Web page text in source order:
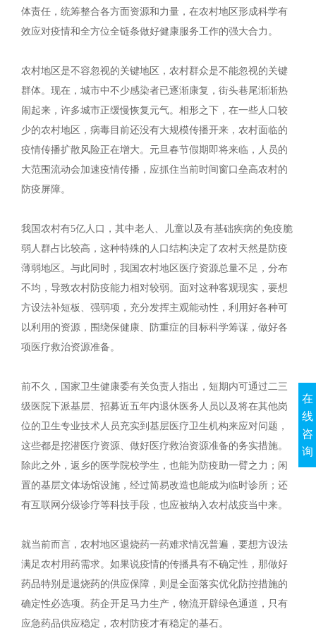
体责任，统筹整合各方面资源和力量，在农村地区形成科学有
效应对疫情和全方位全链条做好健康服务工作的强大合力。
农村地区是不容忽视的关键地区，农村群众是不能忽视的关键
群体。现在，城市中不少感染者已逐渐康复，街头巷尾渐渐热
闹起来，许多城市正缓慢恢复元气。相形之下，在一些人口较
少的农村地区，病毒目前还没有大规模传播开来，农村面临的
疫情传播扩散风险正在增大。元旦春节假期即将来临，人员的
大范围流动会加速疫情传播，应抓住当前时间窗口垒高农村的
防疫屏障。
我国农村有5亿人口，其中老人、儿童以及有基础疾病的免疫脆
弱人群占比较高，这种特殊的人口结构决定了农村天然是防疫
薄弱地区。与此同时，我国农村地区医疗资源总量不足，分布
不均，导致农村防疫能力相对较弱。面对这种客观现实，要想
方设法补短板、强弱项，充分发挥主观能动性，利用好各种可
以利用的资源，围绕保健康、防重症的目标科学筹谋，做好各
项医疗救治资源准备。
前不久，国家卫生健康委有关负责人指出，短期内可通过二三
级医院下派基层、招募近五年内退休医务人员以及将在其他岗
位的卫生专业技术人员充实到基层医疗卫生机构来应对问题，
这些都是挖潜医疗资源、做好医疗救治资源准备的务实措施。
除此之外，返乡的医学院校学生，也能为防疫助一臂之力；闲
置的基层文体场馆设施，经过简易改造也能成为临时诊所；还
有互联网分级诊疗等科技手段，也应被纳入农村战疫当中来。
就当前而言，农村地区退烧药一药难求情况普遍，要想方设法
满足农村用药需求。如果说疫情的传播具有不确定性，那做好
药品特别是退烧药的供应保障，则是全面落实优化防控措施的
确定性必选项。药企开足马力生产，物流开辟绿色通道，只有
应急药品供应稳定，农村防疫才有稳定的基石。
在
线
咨
询